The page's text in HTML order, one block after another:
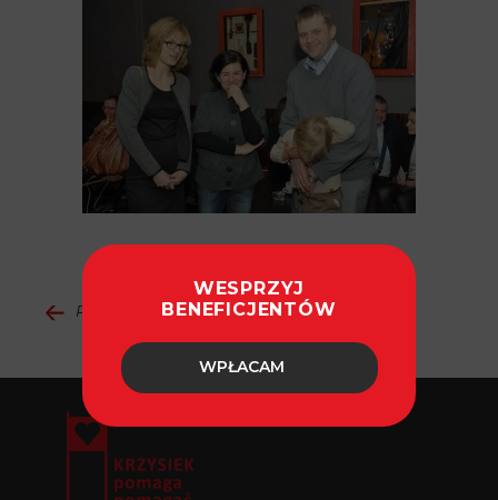
Powrót do aktualności
WESPRZYJ
BENEFICJENTÓW
WPŁACAM